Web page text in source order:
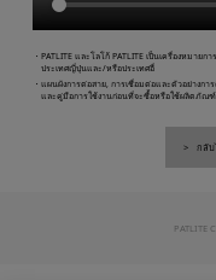
・PATLITE และโลโก้ PATLITE เป็นเครื่องหมาย
ประเทศญี่ปุ่นและ/หรือประเทศอื่
・แผนผังการต่อสาย, การเชื่อมต่อและตัวอย่างกา
และคู่มือการใช้งานก่อนที่จะซื้อหรือใช้ผลิตภัณ
กลับ
PATLITE